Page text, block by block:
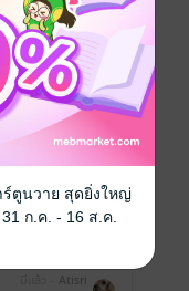
มคิดเห็นได้จ้า
Atisri
ร์ตูนวาย สุดยิ่งใหญ่
ก.ค. - 16 ส.ค.